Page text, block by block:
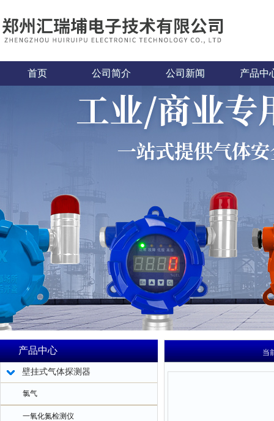
首页 公司简介 公司新闻 产品中
产品中心
壁挂式气体探测器
氯气
一氧化氮检测仪
当